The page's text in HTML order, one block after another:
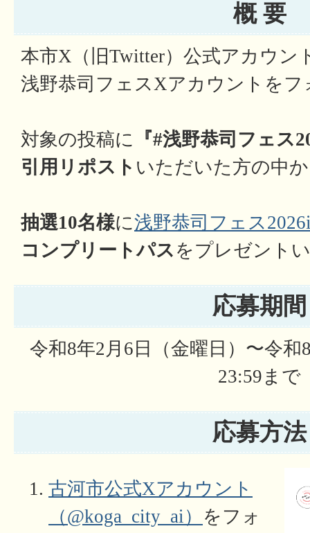
概 要
本市X（旧Twitter）公式アカウン
浅野恭司フェスXアカウントをフ
対象の投稿に 『#浅野恭司フェス
引用リポスト いただいた方の中
抽選10名様に浅野恭司フェス
コンプリートパス をプレゼント
応募期間
令和8年2月6日（金曜日）〜令和
23:59まで
応募方法
古河市公式Xアカウント
（@koga_city_ai） をフォ